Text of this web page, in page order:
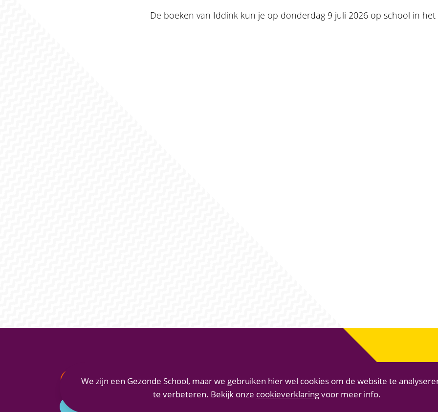
De boeken van Iddink kun je op donderdag 9 juli 2026 op school in
MAASLANDCOLLEGE
Vianenstraat 1
We zijn een Gezonde School, maar we gebruiken hier wel cookies om de website te
te verbeteren. Bekijk onze cookieverklaringvoor meer info.